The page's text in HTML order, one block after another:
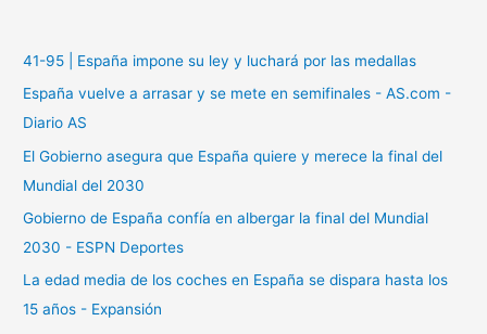
41-95 | España impone su ley y luchará por las medallas
España vuelve a arrasar y se mete en semifinales - AS.com -
Diario AS
El Gobierno asegura que España quiere y merece la final del
Mundial del 2030
Gobierno de España confía en albergar la final del Mundial
2030 - ESPN Deportes
La edad media de los coches en España se dispara hasta los
15 años - Expansión